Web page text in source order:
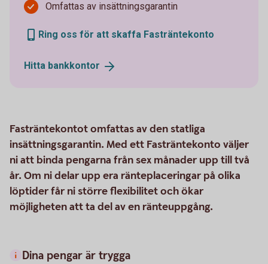
Omfattas av insättningsgarantin
Ring oss för att skaffa Fasträntekonto
Hitta bankkontor
Fasträntekontot omfattas av den statliga
insättningsgarantin. Med ett Fasträntekonto väljer
ni att binda pengarna från sex månader upp till två
år. Om ni delar upp era ränteplaceringar på olika
löptider får ni större flexibilitet och ökar
möjligheten att ta del av en ränteuppgång.
Dina pengar är trygga